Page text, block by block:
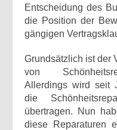
Entscheidung des
die Position der
gängigen
Grundsätzlich ist der
von
Allerdings wird seit
die
übertragen. Nun
diese Reparaturen